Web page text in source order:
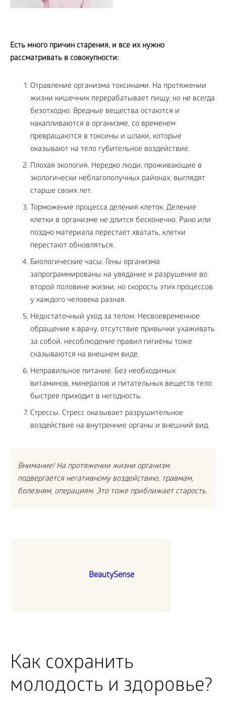
Есть много причин старения, и все их нужно
рассматривать в совокупности:
Отравление организма токсинами. На протяжении
жизни кишечник перерабатывает пищу, но не всегда
безотходно. Вредные вещества остаются и
накапливаются в организме, со временем
превращаются в токсины и шлаки, которые
оказывают на тело губительное воздействие.
Плохая экология. Нередко люди, проживающие в
экологически неблагополучных районах, выглядят
старше своих лет.
Торможение процесса деления клеток. Деление
клетки в организме не длится бесконечно. Рано или
поздно материала перестает хватать, клетки
перестают обновляться.
Биологические часы. Гены организма
запрограммированы на увядание и разрушение во
второй половине жизни, но скорость этих процессов
у каждого человека разная.
Недостаточный уход за телом. Несвоевременное
обращение к врачу, отсутствие привычки ухаживать
за собой, несоблюдение правил гигиены тоже
сказываются на внешнем виде.
Неправильное питание. Без необходимых
витаминов, минералов и питательных веществ тело
быстрее приходит в негодность.
Стрессы. Стресс оказывает разрушительное
воздействие на внутренние органы и внешний вид.
Внимание! На протяжении жизни организм
подвергается негативному воздействию, травмам,
болезням, операциям. Это тоже приближает старость.
BeautySense
Как сохранить
молодость и здоровье?